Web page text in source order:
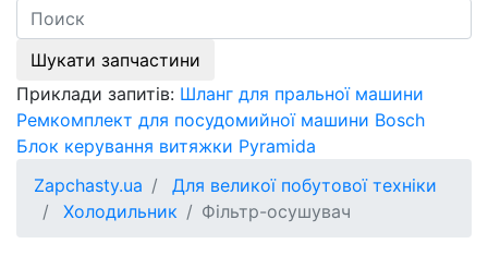
Шукати запчастини
Приклади запитів: Шланг для пральної машини
Ремкомплект для посудомийної машини Bosch
Блок керування витяжки Pyramida
Zapchasty.ua
Для великої побутової техніки
Холодильник
Фільтр-осушувач